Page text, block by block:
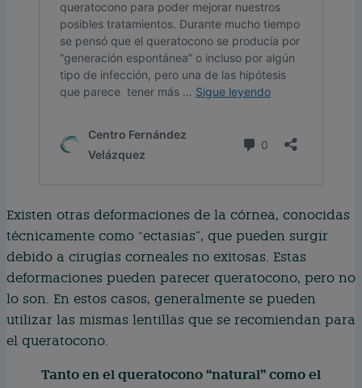
Existen otras deformaciones de la córnea, conocidas
técnicamente como “ectasias”, que pueden surgir
debido a cirugías corneales no exitosas. Estas
deformaciones pueden parecer queratocono, pero no
lo son. En estos casos, generalmente se pueden
utilizar las mismas lentillas que se recomiendan para
el queratocono.
Tanto en el queratocono “natural” como el